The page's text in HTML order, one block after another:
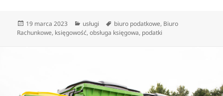
Data
publikacji
19 marca 2023 Kategorie
usługi Tagi
biuro podatkowe, Biuro
Rachunkowe, księgowość,obsługa księgowa, podatki